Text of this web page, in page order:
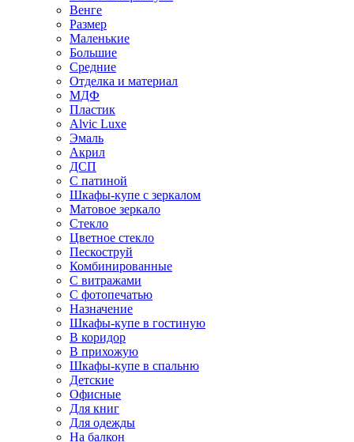
Венге
Размер
Маленькие
Большие
Средние
Отделка и материал
МДФ
Пластик
Alvic Luxe
Эмаль
Акрил
ДСП
С патиной
Шкафы-купе с зеркалом
Матовое зеркало
Стекло
Цветное стекло
Пескоструй
Комбинированные
С витражами
С фотопечатью
Назначение
Шкафы-купе в гостиную
В коридор
В прихожую
Шкафы-купе в спальню
Детские
Офисные
Для книг
Для одежды
На балкон